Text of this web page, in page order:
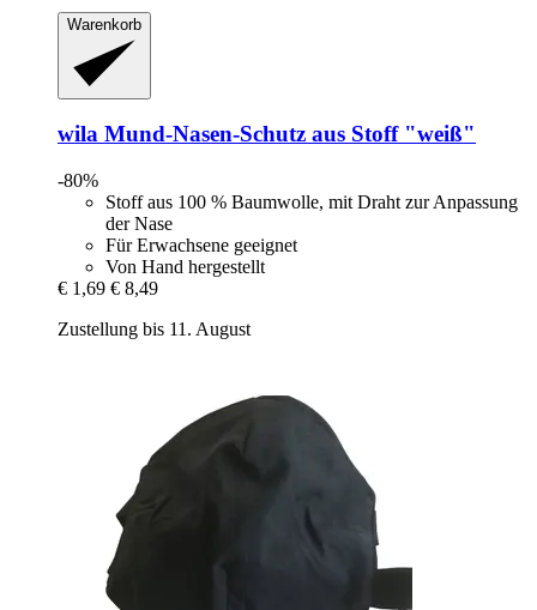
Warenkorb
wila Mund-​Nasen-​Schutz aus Stoff "weiß"
-80%
Stoff aus 100 % Baumwolle, mit Draht zur Anpassung
der Nase
Für Erwachsene geeignet
Von Hand hergestellt
€ 1,69 € 8,49
Zustellung bis 11. August